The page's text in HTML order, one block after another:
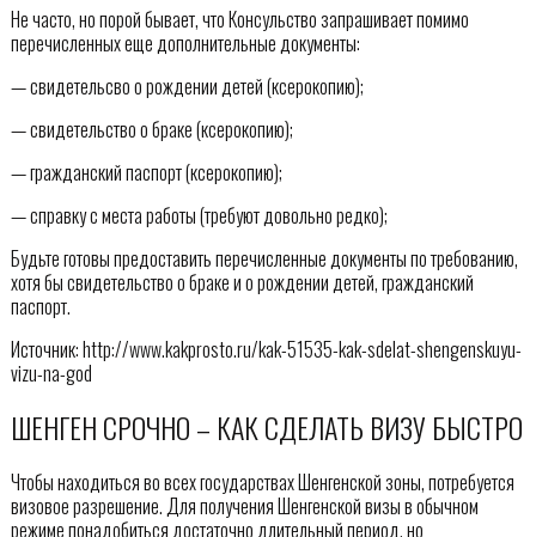
Не часто, но порой бывает, что Консульство запрашивает помимо
перечисленных еще дополнительные документы:
— свидетельсво о рождении детей (ксерокопию);
— свидетельство о браке (ксерокопию);
— гражданский паспорт (ксерокопию);
— справку с места работы (требуют довольно редко);
Будьте готовы предоставить перечисленные документы по требованию,
хотя бы свидетельство о браке и о рождении детей, гражданский
паспорт.
Источник: http://www.kakprosto.ru/kak-51535-kak-sdelat-shengenskuyu-
vizu-na-god
ШЕНГЕН СРОЧНО – КАК СДЕЛАТЬ ВИЗУ БЫСТРО
Чтобы находиться во всех государствах Шенгенской зоны, потребуется
визовое разрешение. Для получения Шенгенской визы в обычном
режиме понадобиться достаточно длительный период, но